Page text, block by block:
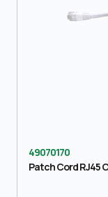
49070170
Patch Cord RJ45